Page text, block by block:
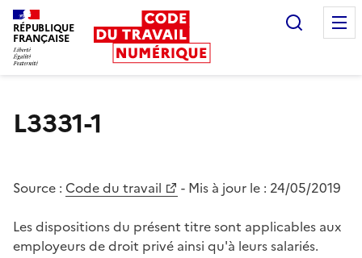
RÉPUBLIQUE
FRANÇAISE
L3331-1
Source : Code du travail - Mis à jour le : 24/05/2019
Les dispositions du présent titre sont applicables aux
employeurs de droit privé ainsi qu'à leurs salariés.